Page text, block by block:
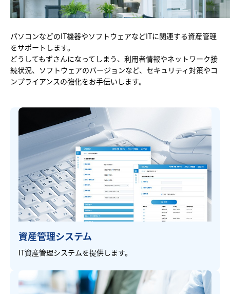
パソコンなどのIT機器やソフトウェアなどITに関連する資産管理
をサポートします。
どうしてもずさんになってしまう、利用者情報やネットワーク接
続状況、ソフトウェアのバージョンなど、セキュリティ対策やコ
ンプライアンスの強化をお手伝いします。
資産管理システム
IT資産管理システムを提供します。